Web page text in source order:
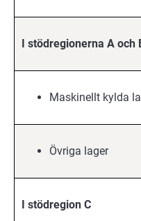
I stödregionerna A och
Maskinellt kylda
Övriga lager
I stödregion C